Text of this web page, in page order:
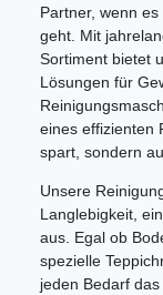
Partner, wenn
geht. Mit
Sortiment bietet
Lösungen für
eines effizienten
spart, sondern
Unsere
Langlebigkeit,
aus. Egal ob
spezielle
jeden Bedarf